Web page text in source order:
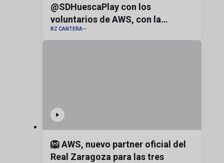
@SDHuescaPlay con los
voluntarios de AWS, con la
bandera de Aragón
RZ CANTERA
🦁 AWS, nuevo partner oficial del
Real Zaragoza para las tres